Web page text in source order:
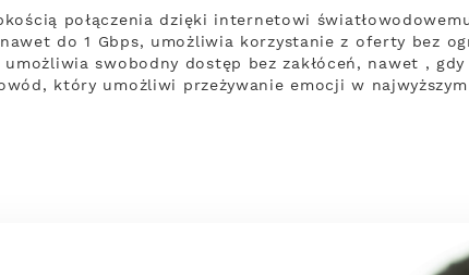
połączenia dzięki internetowi
do 1 Gbps, umożliwia korzystanie z oferty bez
swobodny dostęp bez zakłóceń, nawet ,
który umożliwi przeżywanie emocji w